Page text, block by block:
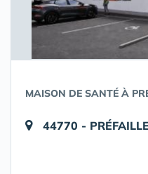
MAISON DE SANTÉ À
44770 -